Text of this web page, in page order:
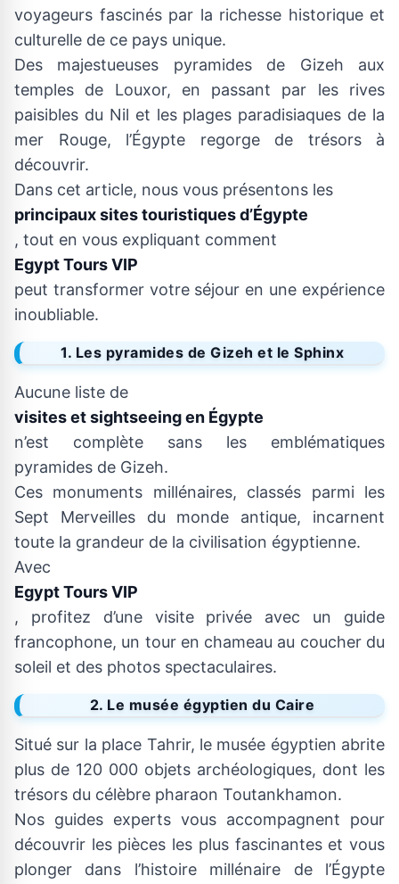
voyageurs fascinés par la richesse historique et
culturelle de ce pays unique.
Des majestueuses pyramides de Gizeh aux
temples de Louxor, en passant par les rives
paisibles du Nil et les plages paradisiaques de la
mer Rouge, l’Égypte regorge de trésors à
découvrir.
Dans cet article, nous vous présentons les
principaux sites touristiques d’Égypte
, tout en vous expliquant comment
Egypt Tours VIP
peut transformer votre séjour en une expérience
inoubliable.
1. Les pyramides de Gizeh et le Sphinx
Aucune liste de
visites et sightseeing en Égypte
n’est complète sans les emblématiques
pyramides de Gizeh.
Ces monuments millénaires, classés parmi les
Sept Merveilles du monde antique, incarnent
toute la grandeur de la civilisation égyptienne.
Avec
Egypt Tours VIP
, profitez d’une visite privée avec un guide
francophone, un tour en chameau au coucher du
soleil et des photos spectaculaires.
2. Le musée égyptien du Caire
Situé sur la place Tahrir, le musée égyptien abrite
plus de 120 000 objets archéologiques, dont les
trésors du célèbre pharaon Toutankhamon.
Nos guides experts vous accompagnent pour
découvrir les pièces les plus fascinantes et vous
plonger dans l’histoire millénaire de l’Égypte